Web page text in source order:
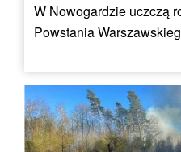
W Nowogardzie uczczą
Powstania